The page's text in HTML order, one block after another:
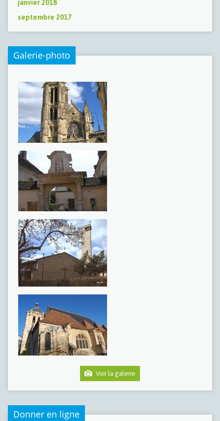
janvier 2018
septembre 2017
Galerie-photo
Voir la galerie
Donner en ligne